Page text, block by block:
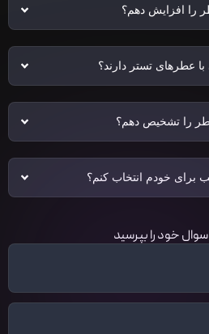
را افزایش دهم؟
عطرهای تستر دارند؟
را تشخیص دهم؟
خودم انتخاب کنم؟
خود را بپرسید